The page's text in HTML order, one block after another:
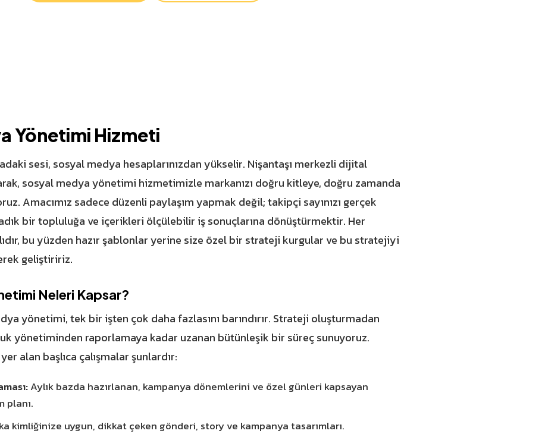
Yönetimi Hizmeti
sesi, sosyal medya hesaplarınızdan yükselir. Nişantaşı merkezli dijital
sosyal medya yönetimi hizmetimizle markanızı doğru kitleye, doğru zamanda
Amacımız sadece düzenli paylaşım yapmak değil; takipçi sayınızı gerçek
bir topluluğa ve içerikleri ölçülebilir iş sonuçlarına dönüştürmektir. Her
bu yüzden hazır şablonlar yerine size özel bir strateji kurgular ve bu stratejiyi
geliştiririz.
Neleri Kapsar?
yönetimi, tek bir işten çok daha fazlasını barındırır. Strateji oluşturmadan
yönetiminden raporlamaya kadar uzanan bütünleşik bir süreç sunuyoruz.
alan başlıca çalışmalar şunlardır:
Aylık bazda hazırlanan, kampanya dönemlerini ve özel günleri kapsayan
planı.
kimliğinize uygun, dikkat çeken gönderi, story ve kampanya tasarımları.